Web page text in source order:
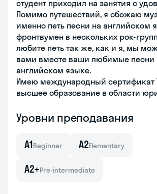
студент приходил на занятия с
Помимо путешествий, я обожаю
именно петь песни на английском
фронтвумен в нескольких рок-
любите петь так же, как и я, мы
вами вместе ваши любимые песни
английском языке.
Имею международный сертификат
высшее образование в области
Уровни преподавания
A1Beginner A2Elementary
A2+Pre-intermediate